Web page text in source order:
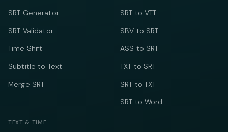
SRT Generator
SRT Validator
Time Shift
Subtitle to Text
Merge SRT
SRT to VTT
SBV to SRT
ASS to SRT
TXT to SRT
SRT to TXT
SRT to Word
TEXT & TIME